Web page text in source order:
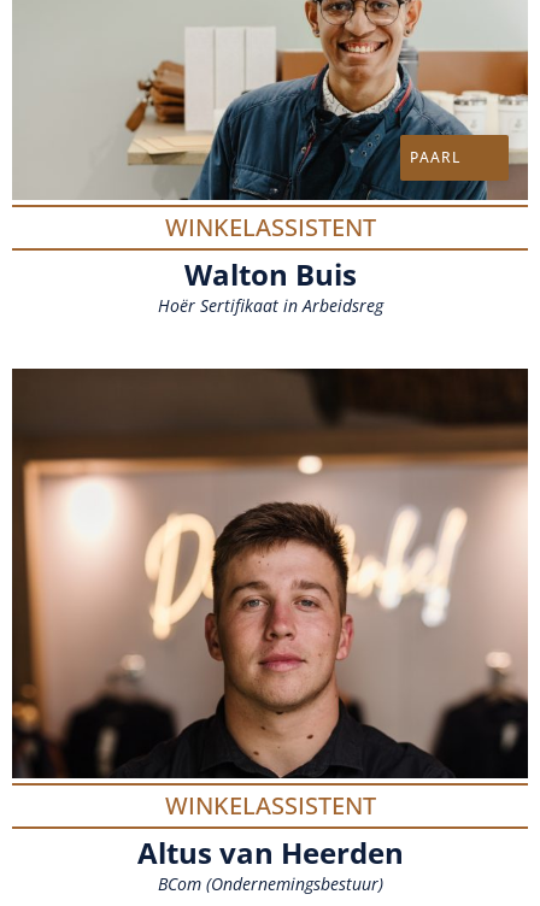
WINKELASSISTENT
Walton Buis
Hoër Sertifikaat in Arbeidsreg
WINKELASSISTENT
Altus van Heerden
BCom (Ondernemingsbestuur)